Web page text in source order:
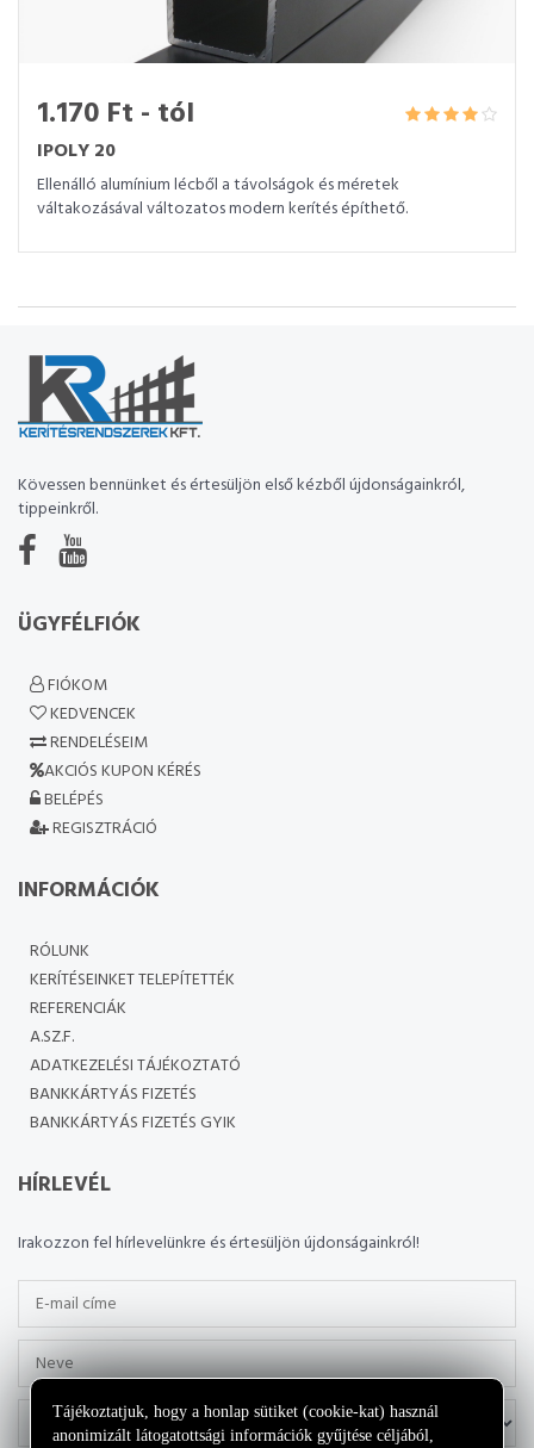
1.170 Ft - tól
IPOLY 20
Ellenálló alumínium lécből a távolságok és méretek
váltakozásával változatos modern kerítés építhető.
Kövessen bennünket és értesüljön első kézből újdonságainkról,
tippeinkről.
ÜGYFÉLFIÓK
FIÓKOM
KEDVENCEK
RENDELÉSEIM
AKCIÓS KUPON KÉRÉS
BELÉPÉS
REGISZTRÁCIÓ
INFORMÁCIÓK
RÓLUNK
KERÍTÉSEINKET TELEPÍTETTÉK
REFERENCIÁK
A.SZ.F.
ADATKEZELÉSI TÁJÉKOZTATÓ
BANKKÁRTYÁS FIZETÉS
BANKKÁRTYÁS FIZETÉS GYIK
HÍRLEVÉL
Irakozzon fel hírlevelünkre és értesüljön újdonságainkról!
Tájékoztatjuk, hogy a honlap sütiket (cookie-kat) használ
anonimizált látogatottsági információk gyűjtése céljából,